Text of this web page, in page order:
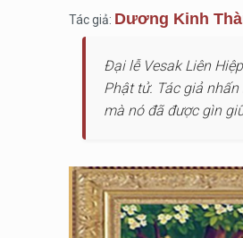
Tác giả: Dương Kinh
Đại lễ Vesak Liên
Phật tử. Tác giả
mà nó đã được gìn